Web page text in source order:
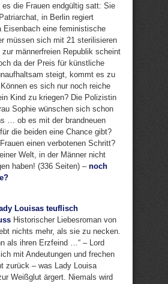
die Frauen endgültig satt: Sie
in Berlin regiert
Eisenbach eine feministische
müssen sich mit 21 sterilisieren
zur männerfreien Republik scheint
da der Preis für künstliche
steigt, kommt es zu
es sich nur noch reiche
Kind zu kriegen? Die Polizistin
Sophie wünschen sich schon
… ob es mit der brandneuen
die beiden eine Chance gibt?
einen verbotenen Schritt?
Welt, in der Männer nicht
haben! (336 Seiten) –noch
Louisas teuflisch
Historischer Liebesroman von
nichts mehr, als sie zu necken.
als ihren Erzfeind …“ – Lord
mit Andeutungen und frechen
zurück – was Lady Louisa
Weißglut ärgert. Niemals wird